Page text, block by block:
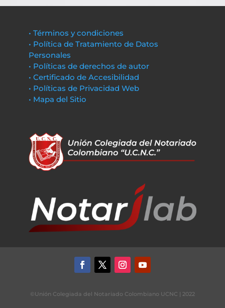
• Términos y condiciones
• Política de Tratamiento de Datos
Personales
• Políticas de derechos de autor
• Certificado de Accesibilidad
• Políticas de Privacidad Web
• Mapa del Sitio
©Unión Colegiada del Notariado Colombiano UCNC | 2022